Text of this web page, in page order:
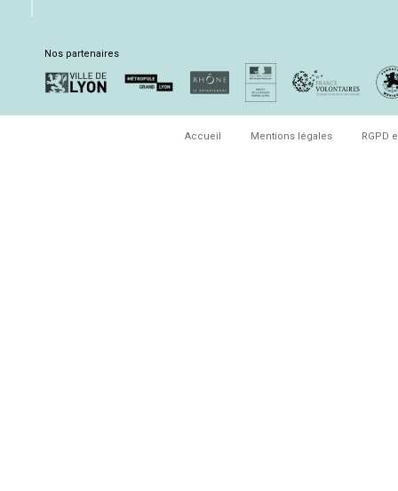
Nos partenaires
Accueil Mentions légales RGPD